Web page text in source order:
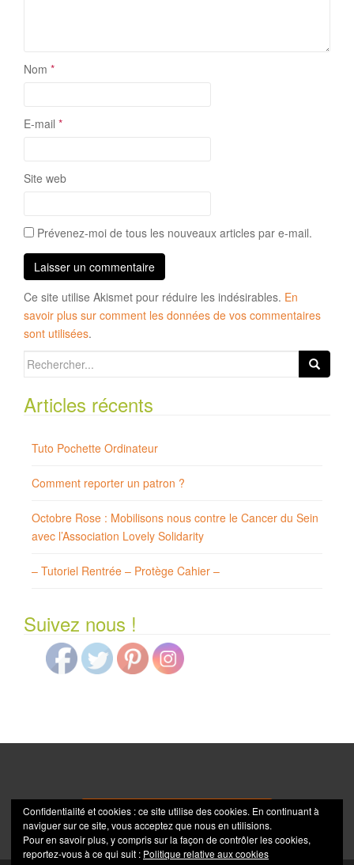
Nom *
E-mail *
Site web
Prévenez-moi de tous les nouveaux articles par e-mail.
Ce site utilise Akismet pour réduire les indésirables. En
savoir plus sur comment les données de vos commentaires
sont utilisées.
Search
Articles récents
Tuto Pochette Ordinateur
Comment reporter un patron ?
Octobre Rose : Mobilisons nous contre le Cancer du Sein
avec l’Association Lovely Solidarity
– Tutoriel Rentrée – Protège Cahier –
Suivez nous !
Visitez notre site de vente en ligne !
Confidentialité et cookies : ce site utilise des cookies. En continuant à
naviguer sur ce site, vous acceptez que nous en utilisions.
Pour en savoir plus, y compris sur la façon de contrôler les cookies,
reportez-vous à ce qui suit : Politique relative aux cookies